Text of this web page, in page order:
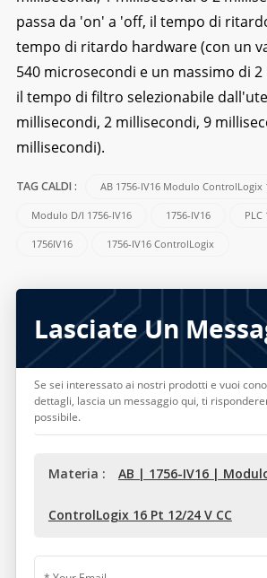
passa da 'on' a 'off, il tempo di
tempo di ritardo hardware (con un
540 microsecondi e un massimo di
il tempo di filtro selezionabile
millisecondi, 2 millisecondi, 9
millisecondi).
TAG CALDI : AB 1756-IV16 Modulo ControlLogix
Modulo D/I 1756-IV16 1756-IV16 PLC
1756IV16 1756-IV16 ControlLogix
Lasciate Un
Se sei interessato ai nostri prodotti e vuoi
dettagli, lascia un messaggio qui, ti
possibile.
Materia : AB | 1756-IV16 |
ControlLogix 16 Pt 12/24 V CC